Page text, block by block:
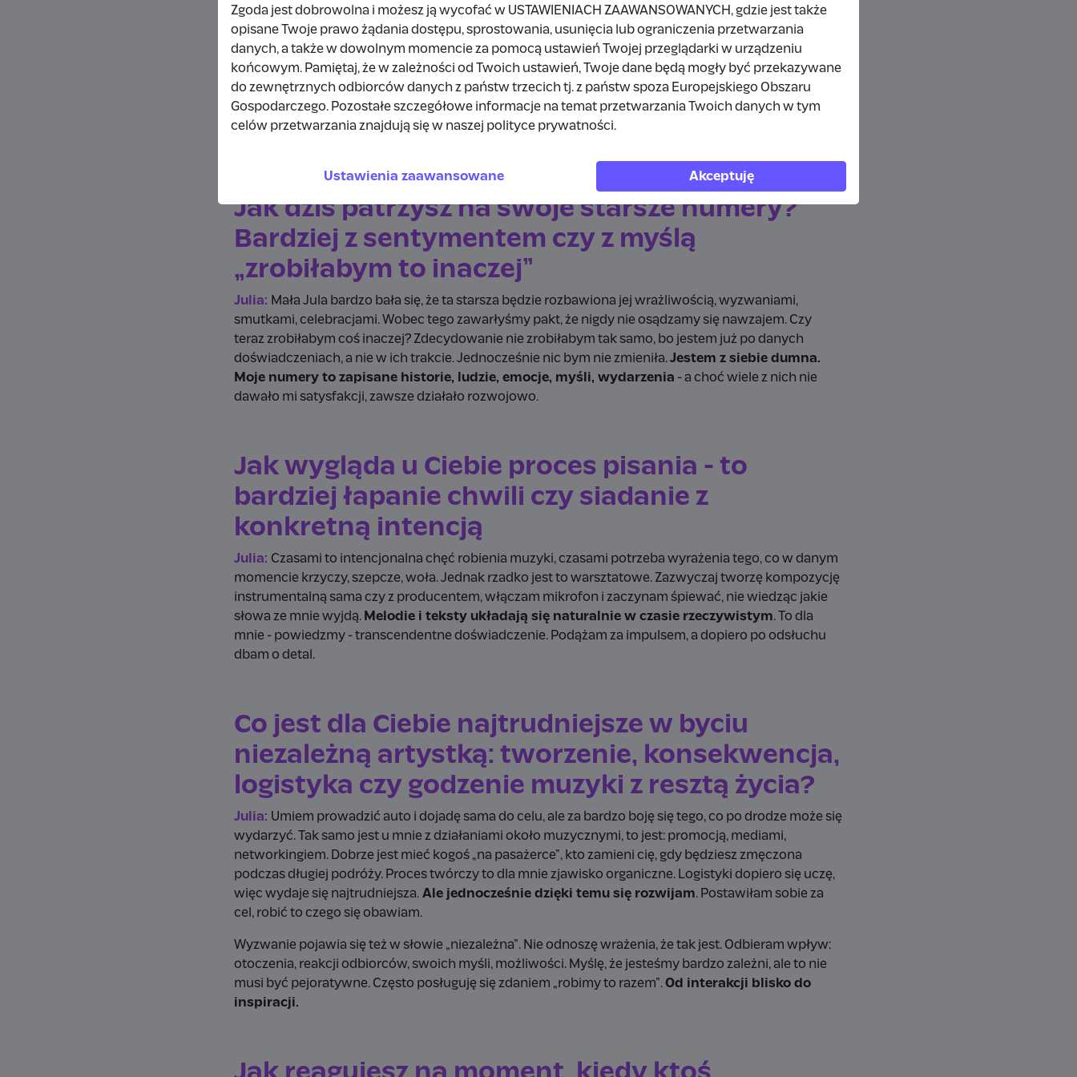
Ciebie samej?
Julia: Prawdopodobnie to będzie bardzo cliché, ale nie wyzbędę się: prawdy. Po prostu. Tworzę z
powodu bycia . Mogę nie zgadzać się z realiami, mogę wyobrażać sobie, że funkcjonuję w innej
rzeczywistości, mogę polemizować z codziennością, ale to wszystko, to autentyczność. Choć kiedyś
wydawało mi się, że to możliwe -
nie mogę oddzielić siebie od siebie
Jak dziś patrzysz na swoje starsze numery?
Bardziej z sentymentem czy z myślą
„zrobiłabym to inaczej”
Julia: Mała Jula bardzo bała się, że ta starsza będzie rozbawiona jej wrażliwością, wyzwaniami,
smutkami, celebracjami. Wobec tego zawarłyśmy pakt, że nigdy nie osądzamy się nawzajem. Czy
teraz zrobiłabym coś inaczej? Zdecydowanie nie zrobiłabym tak samo, bo jestem już po danych
doświadczeniach, a nie w ich trakcie. Jednocześnie nic bym nie zmieniła.Jestem z siebie dumna.
Moje numery to zapisane historie, ludzie, emocje, myśli, wydarzenia - a choć wiele z nich nie
dawało mi satysfakcji, zawsze działało rozwojowo.
Jak wygląda u Ciebie proces pisania - to
bardziej łapanie chwili czy siadanie z
konkretną intencją
Julia: Czasami to intencjonalna chęć robienia muzyki, czasami potrzeba wyrażenia tego, co w danym
momencie krzyczy, szepcze, woła. Jednak rzadko jest to warsztatowe. Zazwyczaj tworzę kompozycję
instrumentalną sama czy z producentem, włączam mikrofon i zaczynam śpiewać, nie wiedząc jakie
słowa ze mnie wyjdą. Melodie i teksty układają się naturalnie w czasie rzeczywistym. To dla
mnie - powiedzmy - transcendentne doświadczenie. Podążam za impulsem, a dopiero po odsłuchu
dbam o detal.
Co jest dla Ciebie najtrudniejsze w byciu
niezależną artystką: tworzenie, konsekwencja,
logistyka czy godzenie muzyki z resztą życia?
Julia: Umiem prowadzić auto i dojadę sama do celu, ale za bardzo boję się tego, co po drodze może się
wydarzyć. Tak samo jest u mnie z działaniami około muzycznymi, to jest: promocją, mediami,
networkingiem. Dobrze jest mieć kogoś „na pasażerce”, kto zamieni cię, gdy będziesz zmęczona
podczas długiej podróży. Proces twórczy to dla mnie zjawisko organiczne. Logistyki dopiero się uczę,
więc wydaje się najtrudniejsza. Ale jednocześnie dzięki temu się rozwijam. Postawiłam sobie za
cel, robić to czego się obawiam.
Wyzwanie pojawia się też w słowie „niezależna”. Nie odnoszę wrażenia, że tak jest. Odbieram wpływ:
otoczenia, reakcji odbiorców, swoich myśli, możliwości. Myślę, że jesteśmy bardzo zależni, ale to nie
musi być pejoratywne. Często posługuję się zdaniem „robimy to razem”.Od interakcji blisko do
inspiracji.
Jak reagujesz na moment, kiedy ktoś
Zgoda jest dobrowolna i możesz ją wycofać w USTAWIENIACH ZAAWANSOWANYCH, gdzie jest także
opisane Twoje prawo żądania dostępu, sprostowania, usunięcia lub ograniczenia przetwarzania
danych, a także w dowolnym momencie za pomocą ustawień Twojej przeglądarki w urządzeniu
końcowym. Pamiętaj, że w zależności od Twoich ustawień, Twoje dane będą mogły być przekazywane
do zewnętrznych odbiorców danych z państw trzecich tj. z państw spoza Europejskiego Obszaru
Gospodarczego. Pozostałe szczegółowe informacje na temat przetwarzania Twoich danych w tym
celów przetwarzania znajdują się w naszej polityce prywatności.
Ustawienia zaawansowane Akceptuję